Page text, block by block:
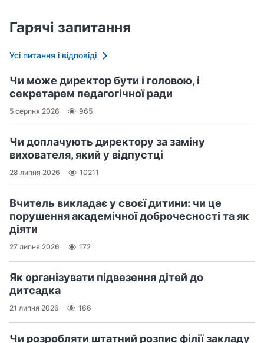
Гарячі запитання
Усі питання і відповіді
Чи може директор бути і головою, і
секретарем педагогічної ради
5 серпня 2026 965
Чи доплачують директору за заміну
вихователя, який у відпустці
28 липня 2026 10211
Вчитель викладає у своєї дитини: чи це
порушення академічної доброчесності та як
діяти
27 липня 2026 172
Як організувати підвезення дітей до
дитсадка
21 липня 2026 166
Чи розробляти штатний розпис філії закладу